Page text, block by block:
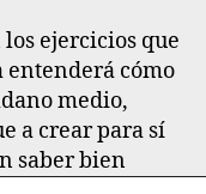
ejercicios que
cómo
medio,
a crear para sí
saber bien